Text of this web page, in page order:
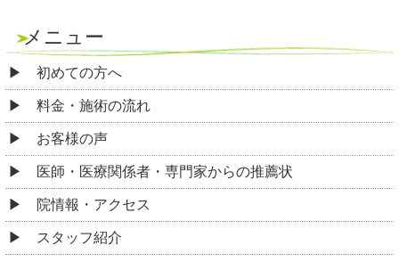
メニュー
初めての方へ
料金・施術の流れ
お客様の声
医師・医療関係者・専門家からの推薦状
院情報・アクセス
スタッフ紹介